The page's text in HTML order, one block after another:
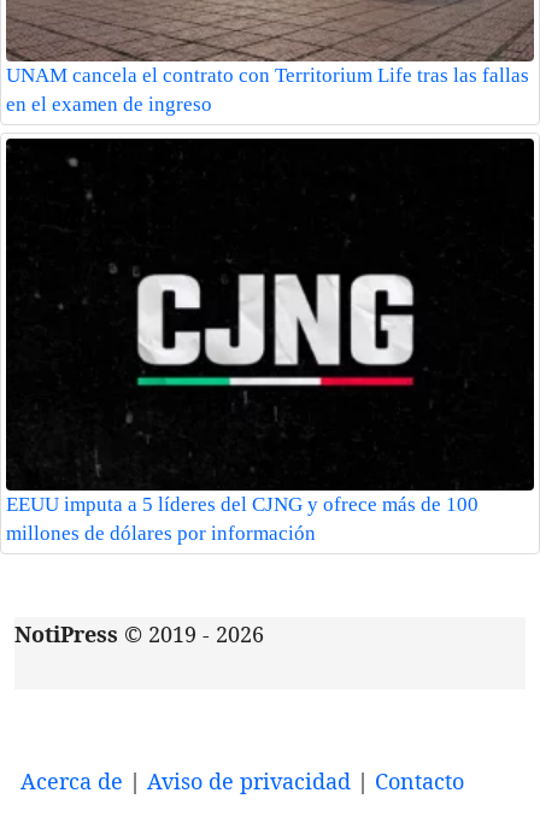
UNAM cancela el contrato con Territorium Life tras las fallas
en el examen de ingreso
EEUU imputa a 5 líderes del CJNG y ofrece más de 100
millones de dólares por información
NotiPress © 2019 - 2026
Acerca de | Aviso de privacidad | Contacto